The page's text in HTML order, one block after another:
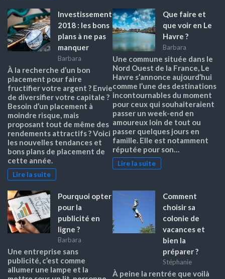
Investissement
2018 : les bons
plans à ne pas
manquer
Barbara
À la recherche d’un bon
placement pour faire
fructifier votre argent ? Envie
de diversifier votre capitale ?
Besoin d’un placement à
moindre risque, mais
proposant tout de même des
rendements attractifs ? Voici
les nouvelles tendances et
bons plans de placement de
cette année.
Lire la suite
Que faire et
que voir en Le
Havre ?
Barbara
Une commune située dans le
Nord Ouest de la France, Le
Havre s’annonce aujourd’hui
comme l’une des destinations
incontournables du moment
pour ceux qui souhaiteraient
passer un week-end en
amoureux loin de tout ou
passer quelques jours en
famille. Elle est notamment
réputée pour son…
Lire la suite
Pourquoi opter
pour la
publicité en
ligne ?
Barbara
Une entreprise sans
publicité, c’est comme
allumer une lampe et la
Comment
choisir sa
colonie de
vacances et
bien la
préparer ?
Stéphanie
À peine la rentrée que voilà